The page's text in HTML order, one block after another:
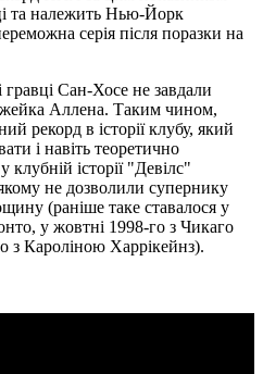
та належить Нью-Йорк
серія після поразки на
Сан-Хосе не завдали
Аллена. Таким чином,
рекорд в історії клубу, який
і навіть теоретично
історії "Девілс"
не дозволили супернику
(раніше таке ставалося у
у жовтні 1998-го з Чикаго
з Кароліною Харрікейнз).